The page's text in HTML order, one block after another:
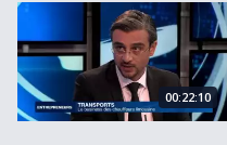
Le business des
00:22:10